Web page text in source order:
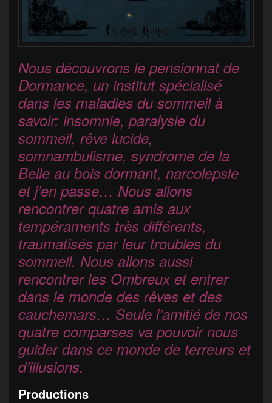
Nous découvrons le pensionnat de
Dormance, un institut spécialisé
dans les maladies du sommeil à
savoir: insomnie, paralysie du
sommeil, rêve lucide,
somnambulisme, syndrome de la
Belle au bois dormant, narcolepsie
et j’en passe… Nous allons
rencontrer quatre amis aux
tempéraments très différents,
traumatisés par leur troubles du
sommeil. Nous allons aussi
rencontrer les Ombreux et entrer
dans le monde des rêves et des
cauchemars… Seule l’amitié de nos
quatre comparses va pouvoir nous
guider dans ce monde de terreurs et
d’illusions.
Productions